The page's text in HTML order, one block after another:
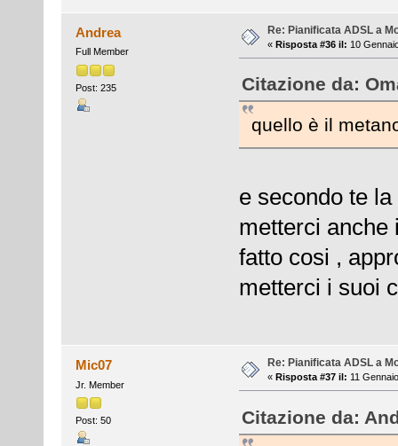
Andrea
Full Member
Post: 235
Re: Pianificata ADSL a
« Risposta #36 il: 10
Citazione da:
quello è il
e secondo te
metterci anche
fatto cosi ,
metterci i suoi
Mic07
Jr. Member
Post: 50
Re: Pianificata ADSL a
« Risposta #37 il: 11
Citazione da: